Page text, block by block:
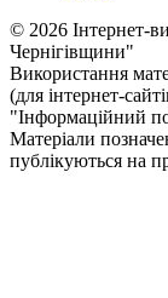
© 2026 Інтернет-
Чернiгiвщини"
Використання
(для інтернет-
"Інформаційний
Матеріали
публікуються на